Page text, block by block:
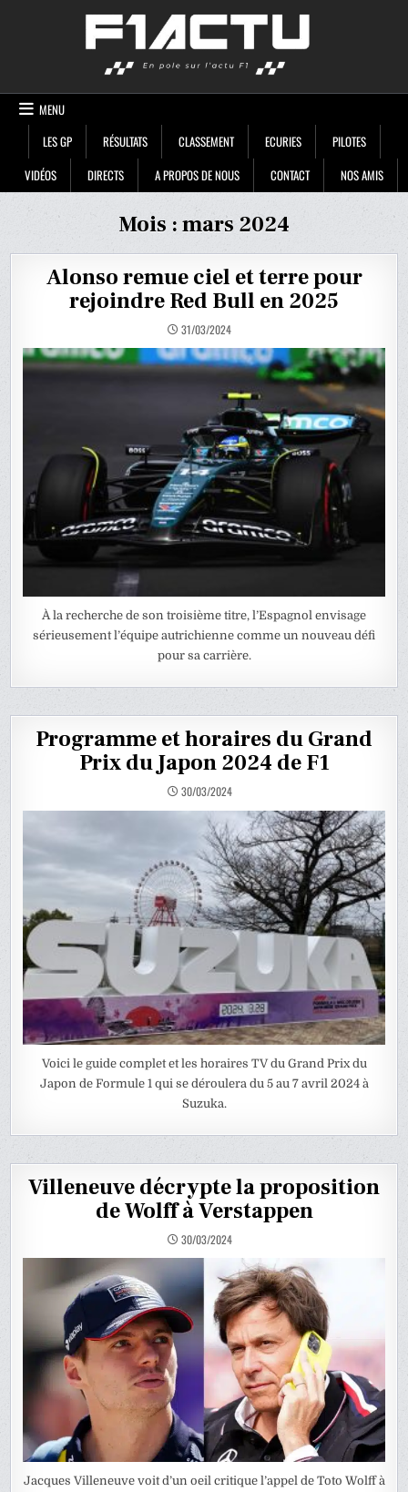
MENU
LES GP
RÉSULTATS CLASSEMENT ECURIES
PILOTES
VIDÉOS
DIRECTS A PROPOS DE NOUS CONTACT NOS AMIS
Mois :mars 2024
Alonso remue ciel et terre pour
rejoindre Red Bull en 2025
31/03/2024
À la recherche de son troisième titre, l’Espagnol envisage
sérieusement l’équipe autrichienne comme un nouveau défi
pour sa carrière.
Programme et horaires du Grand
Prix du Japon 2024 de F1
30/03/2024
Voici le guide complet et les horaires TV du Grand Prix du
Japon de Formule 1 qui se déroulera du 5 au 7 avril 2024 à
Suzuka.
Villeneuve décrypte la proposition
de Wolff à Verstappen
30/03/2024
Jacques Villeneuve voit d’un oeil critique l’appel de Toto Wolff à